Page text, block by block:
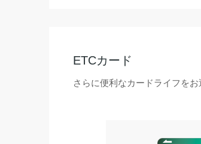
ETCカード
さらに便利なカードライフを